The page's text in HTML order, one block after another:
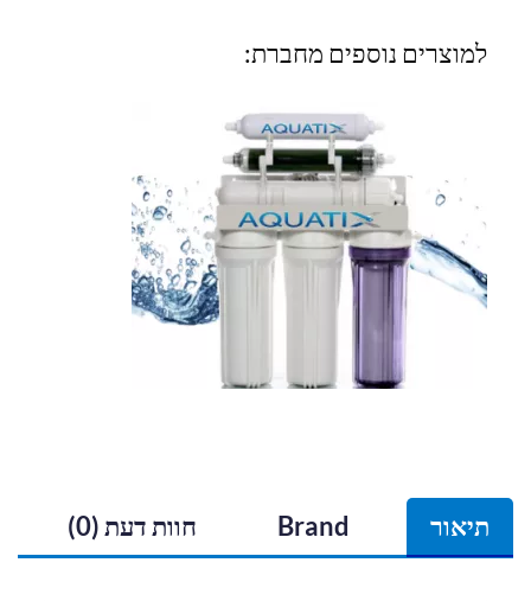
למוצרים נוספים מחברת:
תיאור Brand חוות דעת (0)